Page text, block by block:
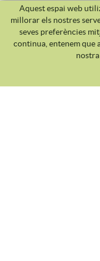
Aquest espai web
millorar els nostres
seves preferències
continua, entenem que